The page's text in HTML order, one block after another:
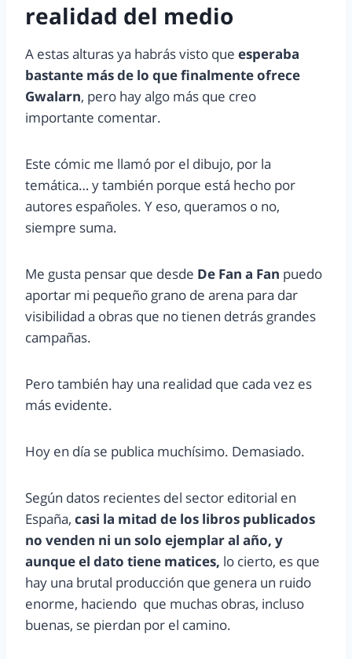
realidad del medio
A estas alturas ya habrás visto que esperaba
bastante más de lo que finalmente ofrece
Gwalarn, pero hay algo más que creo
importante comentar.
Este cómic me llamó por el dibujo, por la
temática… y también porque está hecho por
autores españoles. Y eso, queramos o no,
siempre suma.
Me gusta pensar que desde De Fan a Fan puedo
aportar mi pequeño grano de arena para dar
visibilidad a obras que no tienen detrás grandes
campañas.
Pero también hay una realidad que cada vez es
más evidente.
Hoy en día se publica muchísimo. Demasiado.
Según datos recientes del sector editorial en
España, casi la mitad de los libros publicados
no venden ni un solo ejemplar al año, y
aunque el dato tiene matices, lo cierto, es que
hay una brutal producción que genera un ruido
enorme, haciendo que muchas obras, incluso
buenas, se pierdan por el camino.